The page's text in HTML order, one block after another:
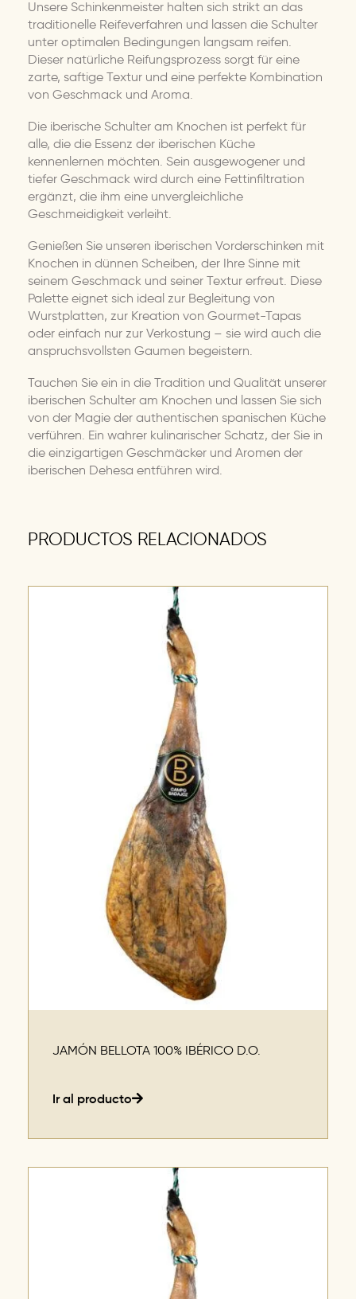
Unsere Schinkenmeister halten sich strikt an das
traditionelle Reifeverfahren und lassen die Schulter
unter optimalen Bedingungen langsam reifen.
Dieser natürliche Reifungsprozess sorgt für eine
zarte, saftige Textur und eine perfekte Kombination
von Geschmack und Aroma.
Die iberische Schulter am Knochen ist perfekt für
alle, die die Essenz der iberischen Küche
kennenlernen möchten. Sein ausgewogener und
tiefer Geschmack wird durch eine Fettinfiltration
ergänzt, die ihm eine unvergleichliche
Geschmeidigkeit verleiht.
Genießen Sie unseren iberischen Vorderschinken mit
Knochen in dünnen Scheiben, der Ihre Sinne mit
seinem Geschmack und seiner Textur erfreut. Diese
Palette eignet sich ideal zur Begleitung von
Wurstplatten, zur Kreation von Gourmet-Tapas
oder einfach nur zur Verkostung – sie wird auch die
anspruchsvollsten Gaumen begeistern.
Tauchen Sie ein in die Tradition und Qualität unserer
iberischen Schulter am Knochen und lassen Sie sich
von der Magie der authentischen spanischen Küche
verführen. Ein wahrer kulinarischer Schatz, der Sie in
die einzigartigen Geschmäcker und Aromen der
iberischen Dehesa entführen wird.
PRODUCTOS RELACIONADOS
JAMÓN BELLOTA 100% IBÉRICO D.O.
Ir al producto